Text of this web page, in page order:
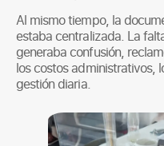
Al mismo tiempo, la
estaba centralizada. La
generaba confusión,
los costos administrativos,
gestión diaria.